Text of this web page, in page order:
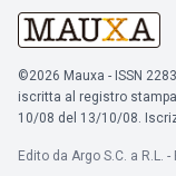
©2026 Mauxa - ISSN
iscritta al registro
10/08 del 13/10/08.
Edito da Argo S.C. a R.L.